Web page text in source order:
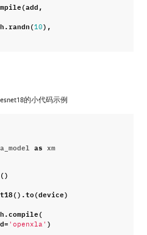
(add,
.randn(10 ),
的小代码示例
as xm
()
() .to(device)
.compile(
= 'openxla' )